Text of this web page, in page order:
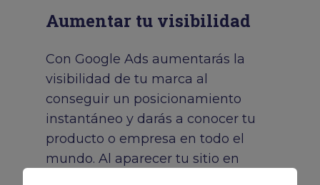
Aumentar tu visibilidad
Con Google Ads aumentarás la
visibilidad de tu marca al
conseguir un posicionamiento
instantáneo y darás a conocer tu
producto o empresa en todo el
mundo. Al aparecer tu sitio en